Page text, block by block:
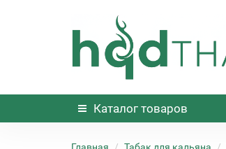
Каталог товаров